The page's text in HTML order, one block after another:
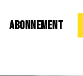
ABONNEMENT